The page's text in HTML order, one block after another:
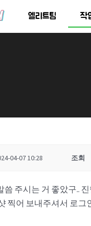
엘리트팀 작
04-07 10:28 조회
주시는 거 좋았구..
찍어 보내주셔서 로